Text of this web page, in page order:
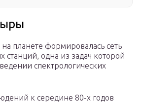
планете формировалась сеть
станций, одна из задач которой
спектрологических
к середине 80-х годов